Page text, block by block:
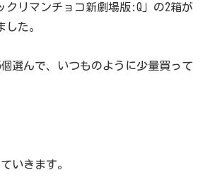
クリマンチョコ新劇場版:Q」の2箱が
た。
選んで、いつものように少量買って
いきます。